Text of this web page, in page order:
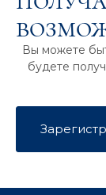
Вы можете
будете